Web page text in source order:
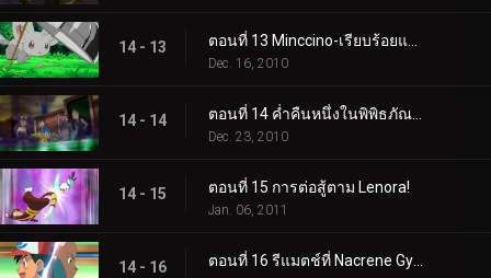
14 - 13
Dec. 16, 2010
14 - 14
Dec. 23, 2010
14 - 15 ตอนที่ 15 การต่อสู้ตาม Lenora!
Jan. 06, 2011
14 - 16